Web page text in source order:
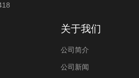
关于我们
公司简介
公司新闻